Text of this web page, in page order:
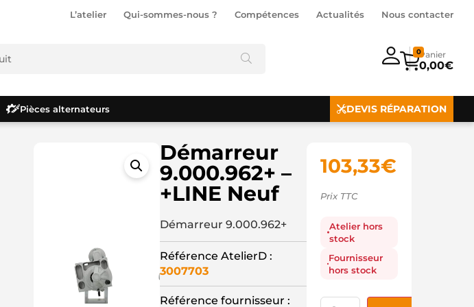
L’atelier Qui-sommes-nous ? Compétences Actualités Nous contacter
0,00€
0
Pièces alternateurs DEVIS RÉPARATION
Démarreur
9.000.962+ –
+LINE Neuf
Démarreur 9.000.962+
Référence AtelierD :
3007703
Référence fournisseur :
103,33€
Prix TTC
Atelier hors
stock
Fournisseur
hors stock